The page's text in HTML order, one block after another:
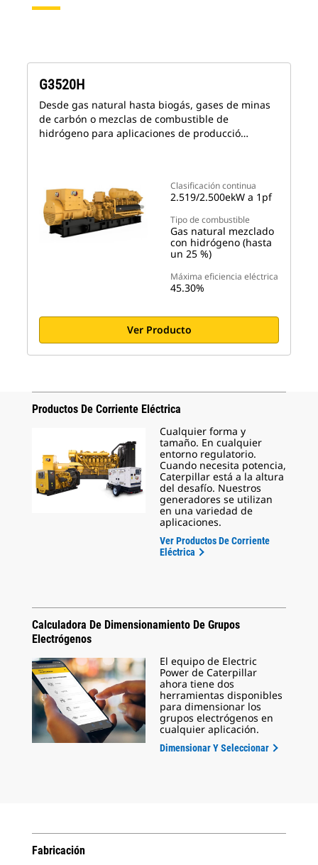
Clasificación continua
2.519/2.500ekW a 1pf
Tipo de combustible
Gas natural mezclado
con hidrógeno (hasta
un 25 %)
Máxima eficiencia eléctrica
45.30%
G3520H
Desde gas natural hasta biogás, gases de minas
de carbón o mezclas de combustible de
hidrógeno para aplicaciones de producció…
Ver Producto
Productos De Corriente Eléctrica
Cualquier forma y
tamaño. En cualquier
entorno regulatorio.
Cuando necesita potencia,
Caterpillar está a la altura
del desafío. Nuestros
generadores se utilizan
en una variedad de
aplicaciones.
Ver Productos De Corriente
Eléctrica
Calculadora De Dimensionamiento De Grupos
Electrógenos
El equipo de Electric
Power de Caterpillar
ahora tiene dos
herramientas disponibles
para dimensionar los
grupos electrógenos en
cualquier aplicación.
Dimensionar Y Seleccionar
Fabricación